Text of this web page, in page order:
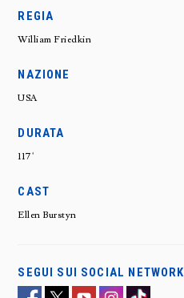
REGIA
William Friedkin
NAZIONE
USA
DURATA
117'
CAST
Ellen Burstyn
SEGUI SUI SOCIAL NETWORK